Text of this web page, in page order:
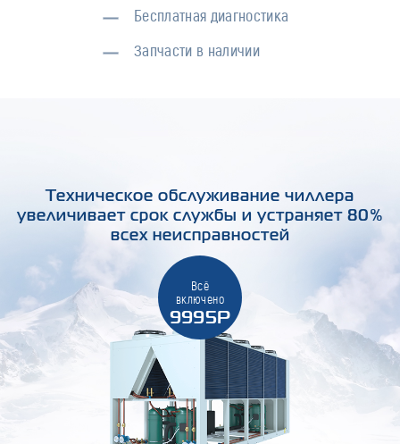
Бесплатная диагностика
Запчасти в наличии
Техническое обслуживание чиллера
увеличивает срок службы и устраняет 80%
всех неисправностей
Всё
включено
9995Р